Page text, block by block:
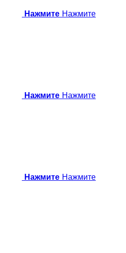
Нажмите Нажмите
Нажмите Нажмите
Нажмите Нажмите